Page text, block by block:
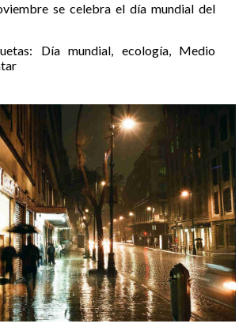
se celebra el día mundial del
Día mundial, ecología, Medio